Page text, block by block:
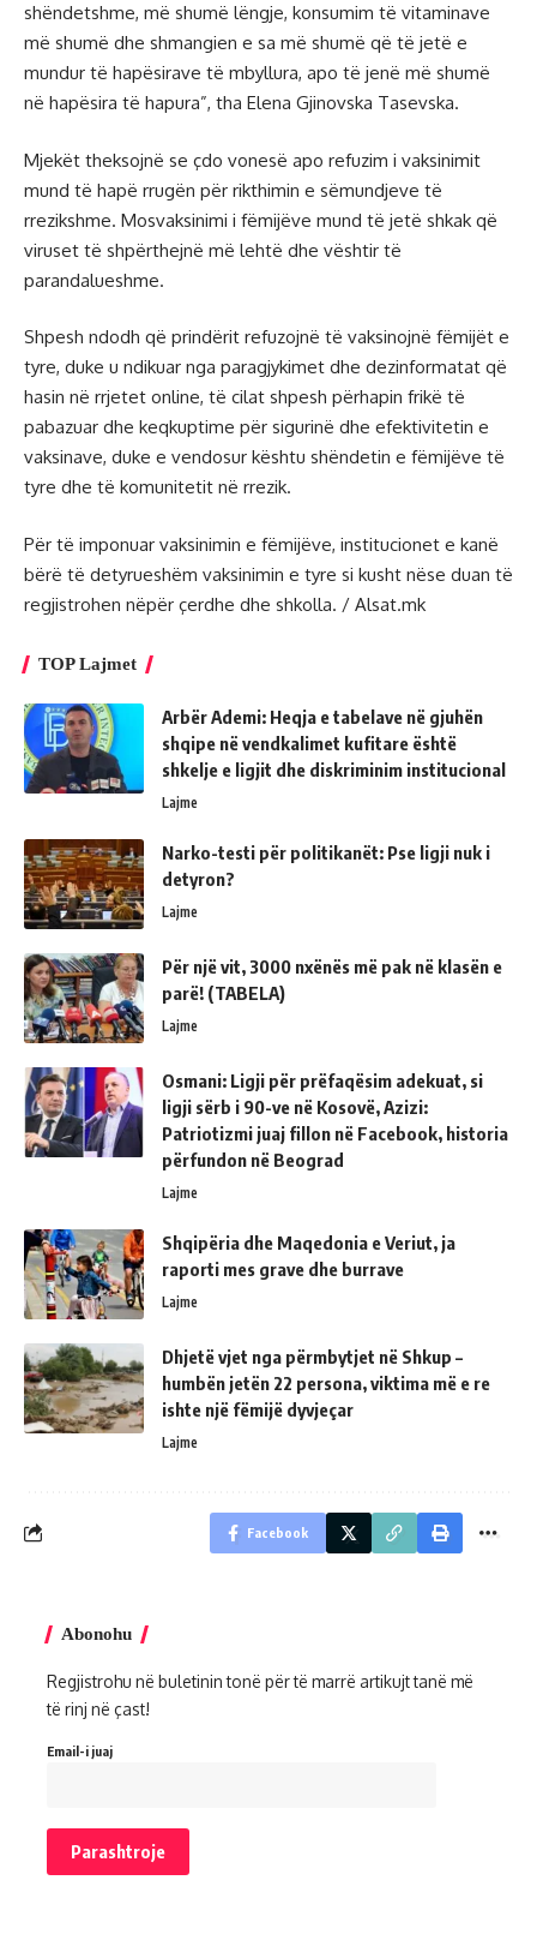
shëndetshme, më shumë lëngje, konsumim të vitaminave
më shumë dhe shmangien e sa më shumë që të jetë e
mundur të hapësirave të mbyllura, apo të jenë më shumë
në hapësira të hapura”, tha Elena Gjinovska Tasevska.
Mjekët theksojnë se çdo vonesë apo refuzim i vaksinimit
mund të hapë rrugën për rikthimin e sëmundjeve të
rrezikshme. Mosvaksinimi i fëmijëve mund të jetë shkak që
viruset të shpërthejnë më lehtë dhe vështir të
parandalueshme.
Shpesh ndodh që prindërit refuzojnë të vaksinojnë fëmijët e
tyre, duke u ndikuar nga paragjykimet dhe dezinformatat që
hasin në rrjetet online, të cilat shpesh përhapin frikë të
pabazuar dhe keqkuptime për sigurinë dhe efektivitetin e
vaksinave, duke e vendosur kështu shëndetin e fëmijëve të
tyre dhe të komunitetit në rrezik.
Për të imponuar vaksinimin e fëmijëve, institucionet e kanë
bërë të detyrueshëm vaksinimin e tyre si kusht nëse duan të
regjistrohen nëpër çerdhe dhe shkolla. / Alsat.mk
TOP Lajmet
Arbër Ademi: Heqja e tabelave në gjuhën
shqipe në vendkalimet kufitare është
shkelje e ligjit dhe diskriminim institucional
Lajme
Narko-testi për politikanët: Pse ligji nuk i
detyron?
Lajme
Për një vit, 3000 nxënës më pak në klasën e
parë! (TABELA)
Lajme
Osmani: Ligji për prëfaqësim adekuat, si
ligji sërb i 90-ve në Kosovë, Azizi:
Patriotizmi juaj fillon në Facebook, historia
përfundon në Beograd
Lajme
Shqipëria dhe Maqedonia e Veriut, ja
raporti mes grave dhe burrave
Lajme
Dhjetë vjet nga përmbytjet në Shkup –
humbën jetën 22 persona, viktima më e re
ishte një fëmijë dyvjeçar
Lajme
Facebook
Abonohu
Regjistrohu në buletinin tonë për të marrë artikujt tanë më
të rinj në çast!
Email-i juaj